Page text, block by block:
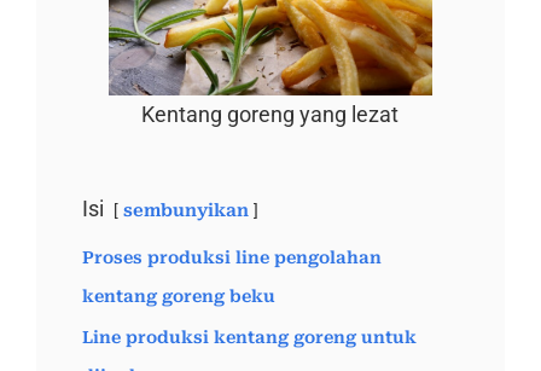
Kentang goreng yang lezat
Isi sembunyikan
Proses produksi line pengolahan
kentang goreng beku
Line produksi kentang goreng untuk